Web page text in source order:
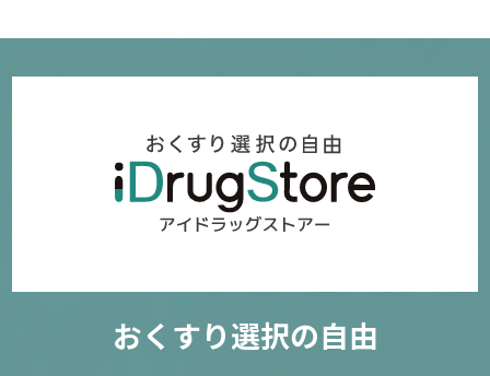
おくすり選択の自由